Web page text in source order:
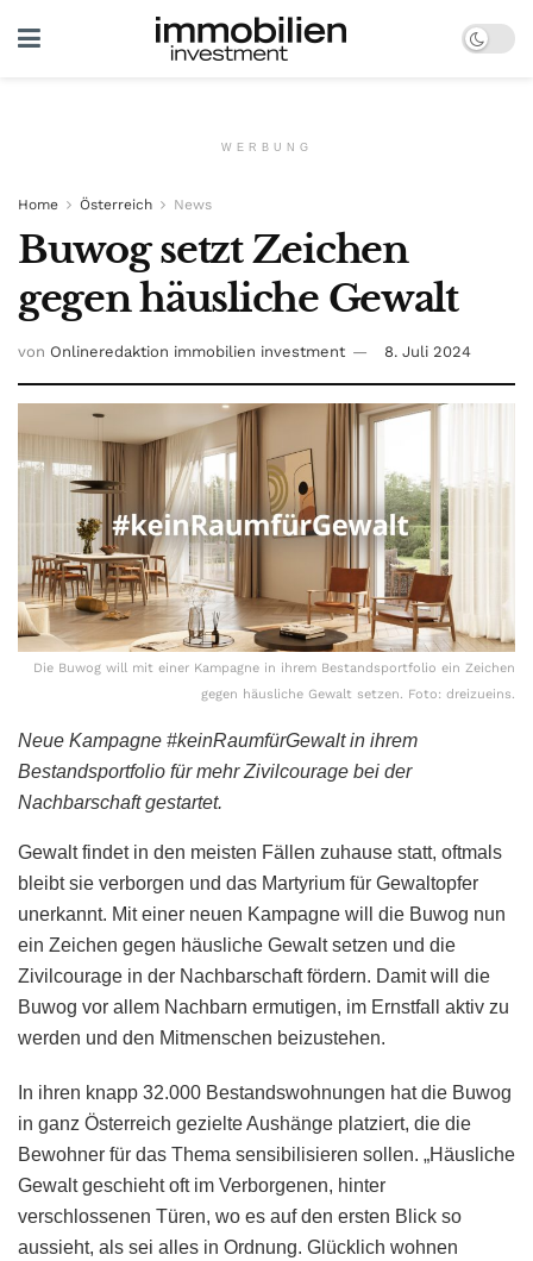
WERBUNG
Home Österreich News
Buwog setzt Zeichen
gegen häusliche Gewalt
von Onlineredaktion immobilien investment 8. Juli 2024
Die Buwog will mit einer Kampagne in ihrem Bestandsportfolio ein Zeichen
gegen häusliche Gewalt setzen. Foto: dreizueins.
Neue Kampagne #keinRaumfürGewalt in ihrem
Bestandsportfolio für mehr Zivilcourage bei der
Nachbarschaft gestartet.
Gewalt findet in den meisten Fällen zuhause statt, oftmals
bleibt sie verborgen und das Martyrium für Gewaltopfer
unerkannt. Mit einer neuen Kampagne will die Buwog nun
ein Zeichen gegen häusliche Gewalt setzen und die
Zivilcourage in der Nachbarschaft fördern. Damit will die
Buwog vor allem Nachbarn ermutigen, im Ernstfall aktiv zu
werden und den Mitmenschen beizustehen.
In ihren knapp 32.000 Bestandswohnungen hat die Buwog
in ganz Österreich gezielte Aushänge platziert, die die
Bewohner für das Thema sensibilisieren sollen. „Häusliche
Gewalt geschieht oft im Verborgenen, hinter
verschlossenen Türen, wo es auf den ersten Blick so
aussieht, als sei alles in Ordnung. Glücklich wohnen